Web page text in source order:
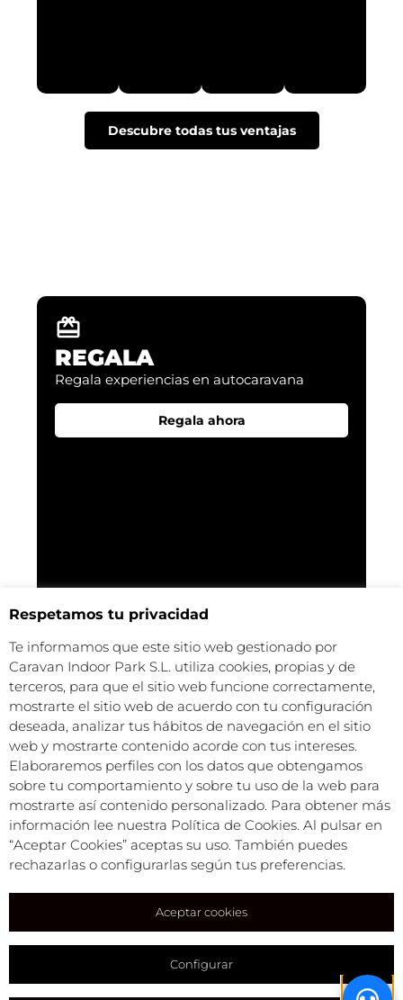
Descubre todas tus ventajas
REGALA
Regala experiencias en autocaravana​
Regala ahora
NUESTRO BLOG
Descubre consejos, rutas y experiencias​
Explora el blog
Respetamos tu privacidad
Te informamos que este sitio web gestionado por
Caravan Indoor Park S.L. utiliza cookies, propias y de
terceros, para que el sitio web funcione correctamente,
mostrarte el sitio web de acuerdo con tu configuración
deseada, analizar tus hábitos de navegación en el sitio
web y mostrarte contenido acorde con tus intereses.
Elaboraremos perfiles con los datos que obtengamos
sobre tu comportamiento y sobre tu uso de la web para
mostrarte así contenido personalizado. Para obtener más
información lee nuestra Política de Cookies. Al pulsar en
“Aceptar Cookies” aceptas su uso. También puedes
rechazarlas o configurarlas según tus preferencias.
Aceptar cookies
Configurar